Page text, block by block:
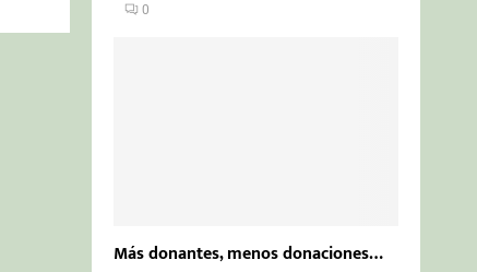
0
Más donantes, menos donaciones…